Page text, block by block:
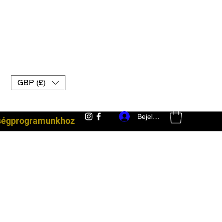
GBP (£)
Bejelentkezés
harci felszerelés uk muay thai kesztyű